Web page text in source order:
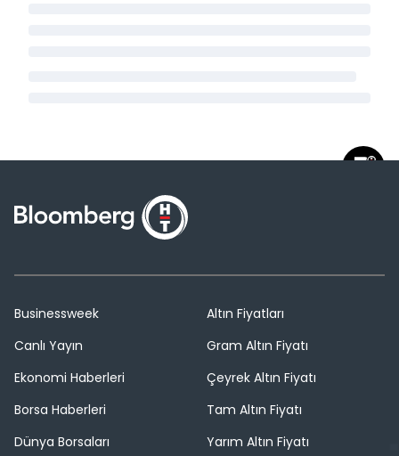
Businessweek
Canlı Yayın
Ekonomi Haberleri
Borsa Haberleri
Dünya Borsaları
Altın Fiyatları
Gram Altın Fiyatı
Çeyrek Altın Fiyatı
Tam Altın Fiyatı
Yarım Altın Fiyatı